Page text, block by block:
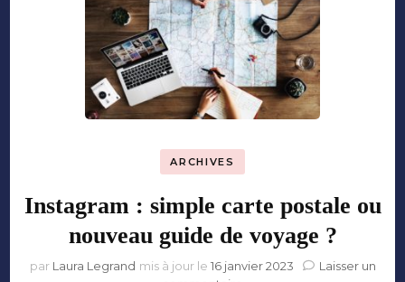
ARCHIVES
Instagram : simple carte postale ou
nouveau guide de voyage ?
par Laura Legrand mis à jour le 16 janvier 2023
Laisser un